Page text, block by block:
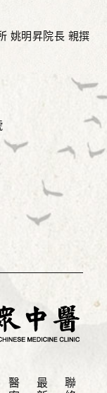
姚明昇院長 親撰